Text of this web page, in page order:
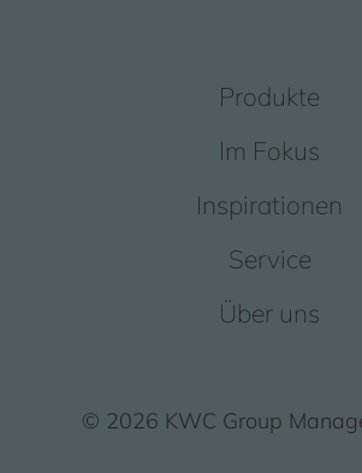
Produkte
Im Fokus
Inspirationen
Service
Über uns
© 2026 KWC Group